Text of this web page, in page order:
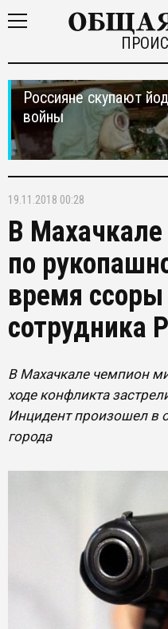
Россияне скупают
войны
19.11.2018 00:28
В
по
время ссоры
сотрудника
​В Махачкале чемпион
ходе конфликта
Инцидент произошел в
города